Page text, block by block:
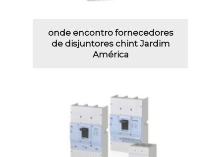
onde encontro fornecedores
de disjuntores chint Jardim
América